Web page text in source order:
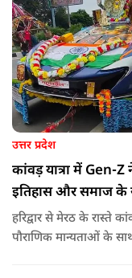
उत्तर प्रदेश
कांवड़ यात्रा में Gen-
इतिहास और समाज
हरिद्वार से मेरठ के रास्ते
पौराणिक मान्यताओं के